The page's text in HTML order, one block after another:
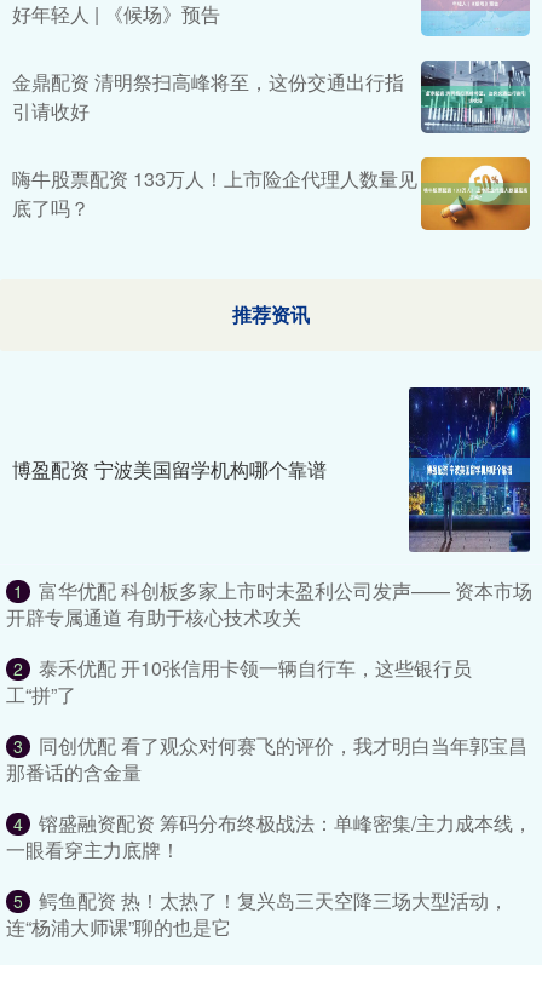
好年轻人 | 《候场》预告
金鼎配资 清明祭扫高峰将至，这份交通出行指
引请收好
嗨牛股票配资 133万人！上市险企代理人数量见
底了吗？
推荐资讯
博盈配资 宁波美国留学机构哪个靠谱
1
富华优配 科创板多家上市时未盈利公司发声—— 资本市场
开辟专属通道 有助于核心技术攻关
2
泰禾优配 开10张信用卡领一辆自行车，这些银行员
工“拼”了
3
同创优配 看了观众对何赛飞的评价，我才明白当年郭宝昌
那番话的含金量
4
镕盛融资配资 筹码分布终极战法：单峰密集/主力成本线，
一眼看穿主力底牌！
5
鳄鱼配资 热！太热了！复兴岛三天空降三场大型活动，
连“杨浦大师课”聊的也是它